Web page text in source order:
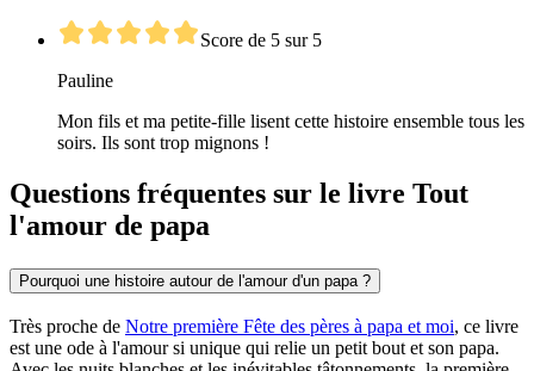
Score de 5 sur 5
Pauline
Mon fils et ma petite-fille lisent cette histoire ensemble tous les
soirs. Ils sont trop mignons !
Questions fréquentes sur le livre Tout
l'amour de papa
Pourquoi une histoire autour de l'amour d'un papa ?
Très proche de Notre première Fête des pères à papa et moi, ce livre
est une ode à l'amour si unique qui relie un petit bout et son papa.